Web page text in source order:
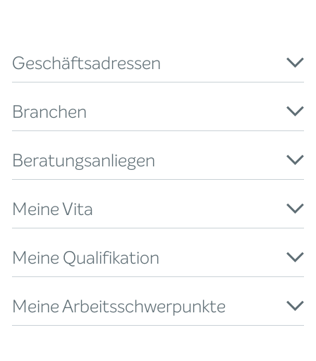
Geschäftsadressen
Branchen
Beratungsanliegen
Meine Vita
Meine Qualifikation
Meine Arbeitsschwerpunkte